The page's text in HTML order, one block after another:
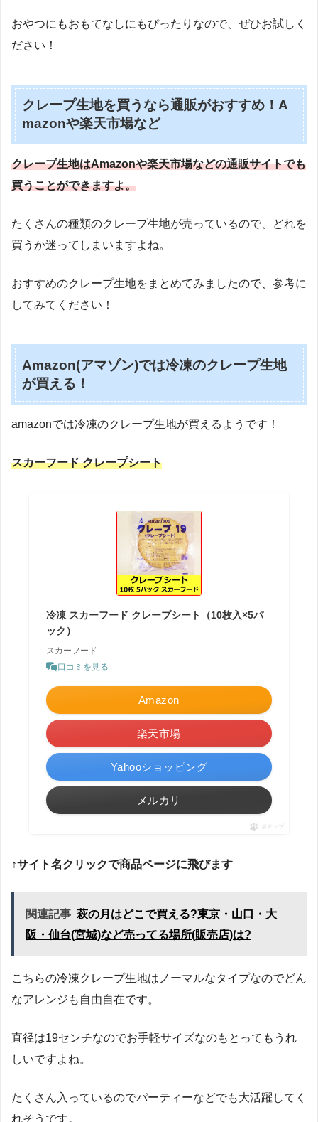
おやつにもおもてなしにもぴったりなので、ぜひお試しく
ださい！
クレープ生地を買うなら通販がおすすめ！A
mazonや楽天市場など
クレープ生地はAmazonや楽天市場などの通販サイトでも
買うことができますよ。
たくさんの種類のクレープ生地が売っているので、どれを
買うか迷ってしまいますよね。
おすすめのクレープ生地をまとめてみましたので、参考に
してみてください！
Amazon(アマゾン)では冷凍のクレープ生地
が買える！
amazonでは冷凍のクレープ生地が買えるようです！
スカーフード クレープシート
冷凍 スカーフード クレープシート（10枚入×5パ
ック）
スカーフード
口コミを見る
Amazon
楽天市場
Yahooショッピング
メルカリ
ポチップ
↑サイト名クリックで商品ページに飛びます
関連記事 萩の月はどこで買える?東京・山口・大
阪・仙台(宮城)など売ってる場所(販売店)は?
こちらの冷凍クレープ生地はノーマルなタイプなのでどん
なアレンジも自由自在です。
直径は19センチなのでお手軽サイズなのもとってもうれ
しいですよね。
たくさん入っているのでパーティーなどでも大活躍してく
れそうです。